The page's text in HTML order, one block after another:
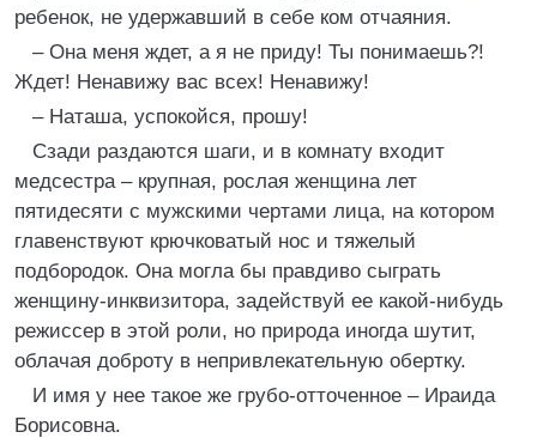
ребенок, не удержавший в себе ком отчаяния.
– Она меня ждет, а я не приду! Ты понимаешь?!
Ждет! Ненавижу вас всех! Ненавижу!
– Наташа, успокойся, прошу!
Сзади раздаются шаги, и в комнату входит
медсестра – крупная, рослая женщина лет
пятидесяти с мужскими чертами лица, на котором
главенствуют крючковатый нос и тяжелый
подбородок. Она могла бы правдиво сыграть
женщину-инквизитора, задействуй ее какой-нибудь
режиссер в этой роли, но природа иногда шутит,
облачая доброту в непривлекательную обертку.
И имя у нее такое же грубо-отточенное – Ираида
Борисовна.